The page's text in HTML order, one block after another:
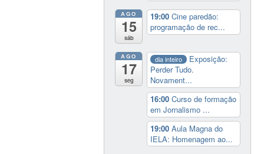
AGO
15
sáb
19:00Cine paredão:
programação de rec...
AGO
17
seg
dia inteiro
Exposição:
Perder Tudo.
Novament...
16:00Curso de formação
em Jornalismo ...
19:00Aula Magna do
IELA: Homenagem ao...